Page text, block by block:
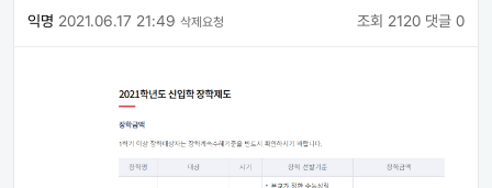
익명 2021.06.17 21:49 삭제요청 조회 2120 댓글 0